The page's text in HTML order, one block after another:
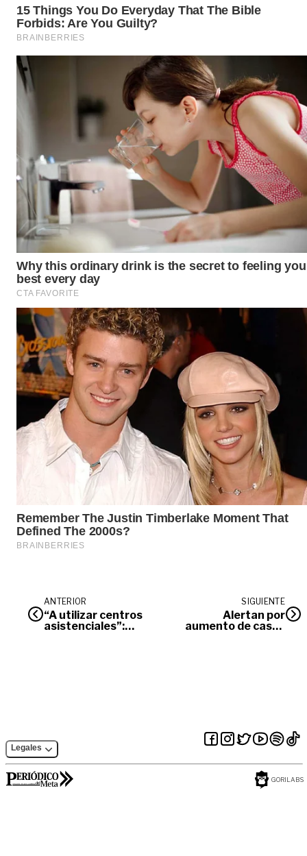
ANTERIOR
“A utilizar centros
asistenciales”:
SIGUIENTE
Alertan por
aumento de casos
Legales
GORILABS